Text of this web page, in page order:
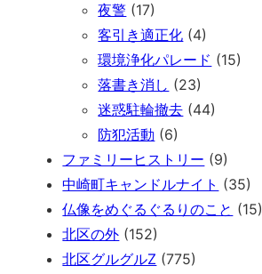
夜警 (17)
客引き適正化 (4)
環境浄化パレード (15)
落書き消し (23)
迷惑駐輪撤去 (44)
防犯活動 (6)
ファミリーヒストリー (9)
中崎町キャンドルナイト (35)
仏像をめぐるぐるりのこと (15)
北区の外 (152)
北区グルグルZ (775)